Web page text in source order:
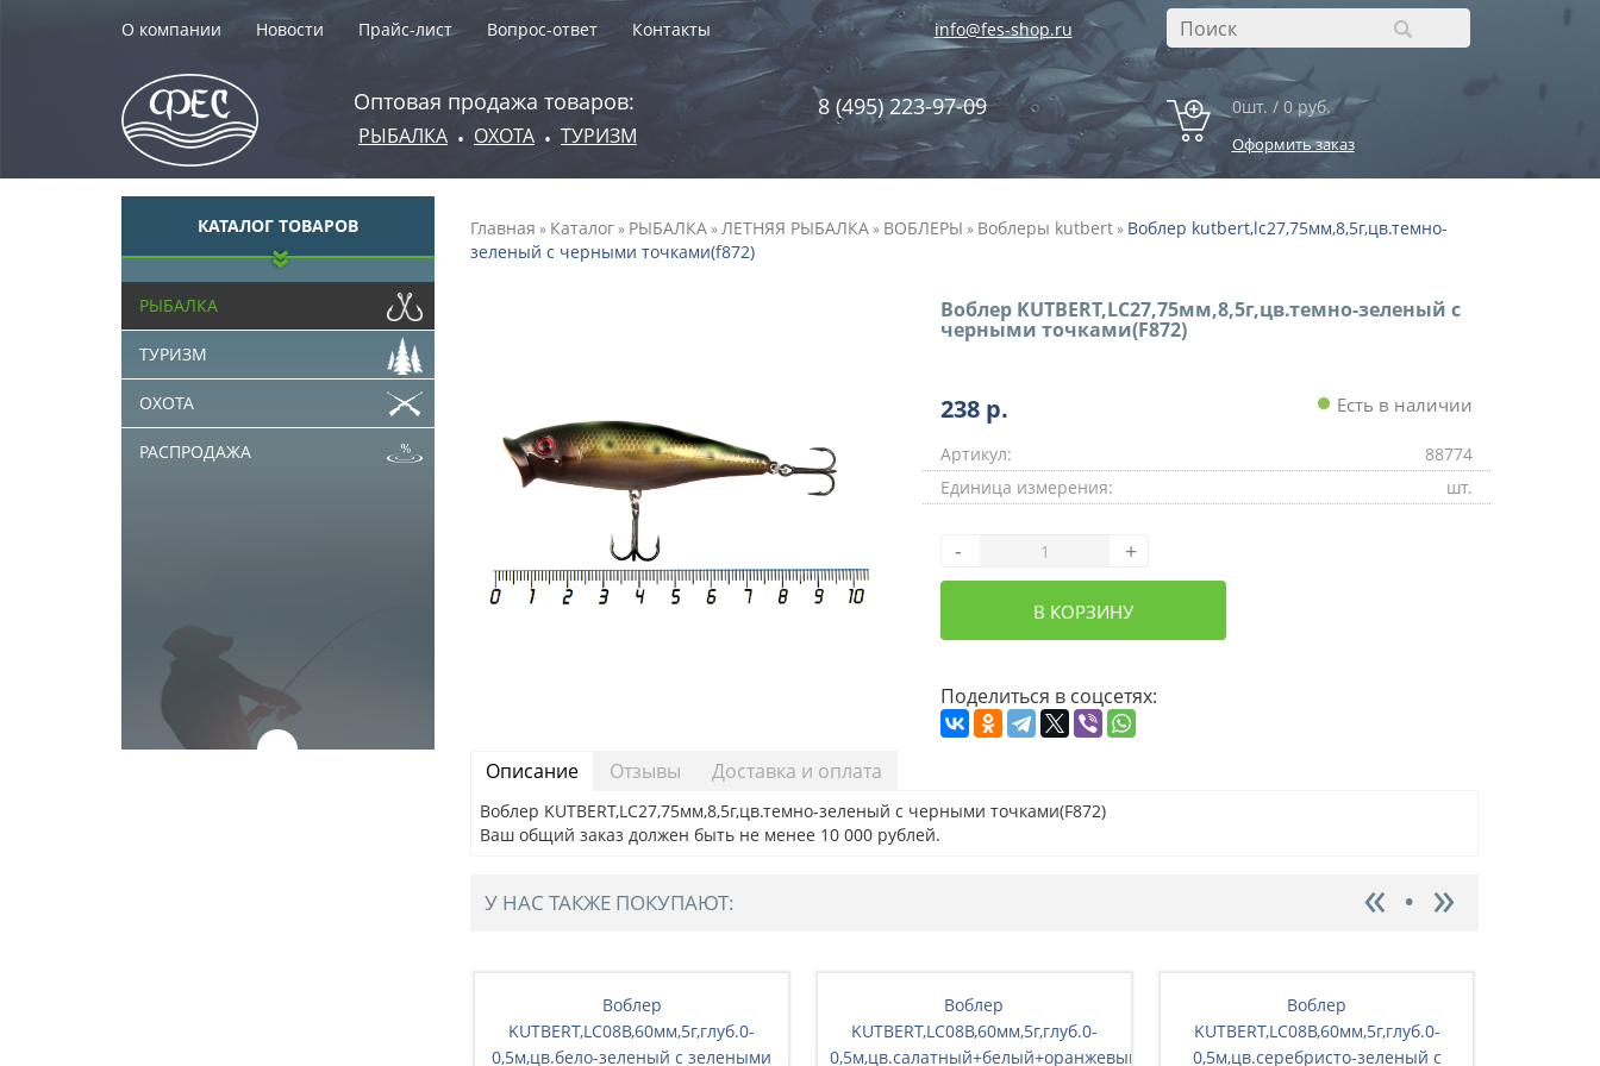
О компании Новости Прайс-лист Вопрос-ответ Контакты info@fes-shop.ru
Оптовая продажа товаров:
РЫБАЛКА • ОХОТА • ТУРИЗМ
8 (495) 223-97-09 0шт. / 0 руб.
Оформить заказ
КАТАЛОГ ТОВАРОВ
РЫБАЛКА
ТУРИЗМ
ОХОТА
РАСПРОДАЖА
Главная » Каталог» РЫБАЛКА»ЛЕТНЯЯ РЫБАЛКА» ВОБЛЕРЫ » Воблеры kutbert» Воблер kutbert,lc27,75мм,8,5г,цв.темно-
зеленый с черными точками(f872)
Воблер KUTBERT,LC27,75мм,8,5г,цв.темно-зеленый с
черными точками(F872)
238 р. Есть в наличии
Артикул:
88774
Единица измерения:
шт.
- +
В КОРЗИНУ
Поделиться в соцсетях:
Описание Отзывы Доставка и оплата
Воблер KUTBERT,LC27,75мм,8,5г,цв.темно-зеленый с черными точками(F872)
Ваш общий заказ должен быть не менее 10 000 рублей.
У НАС ТАКЖЕ ПОКУПАЮТ:
KUTBERT,WB93C,65мм,9,5г,цв.черный+коричневый+бирюзовый
Воблер
KUTBERT,LC08B,60мм,5г,глуб.0-
0,5м,цв.бело-зеленый с зелеными
Воблер
KUTBERT,LC08B,60мм,5г,глуб.0-
0,5м,цв.салатный+белый+оранжевый(F1072)
Воблер
KUTBERT,LC08B,60мм,5г,глуб.0-
0,5м,цв.серебристо-зеленый с